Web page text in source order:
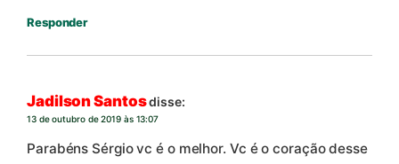
Responder
Jadilson Santosdisse:
13 de outubro de 2019 às 13:07
Parabéns Sérgio vc é o melhor. Vc é o coração desse